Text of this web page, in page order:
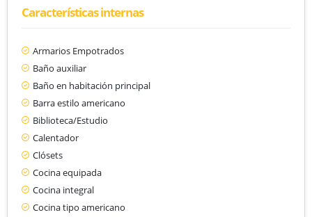
Características internas
Armarios Empotrados
Baño auxiliar
Baño en habitación principal
Barra estilo americano
Biblioteca/Estudio
Calentador
Clósets
Cocina equipada
Cocina integral
Cocina tipo americano